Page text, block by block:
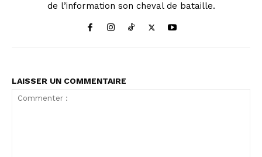
de l’information son cheval de bataille.
LAISSER UN COMMENTAIRE